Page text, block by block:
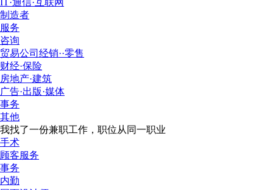
IT·通信·互联网
制造者
服务
咨询
贸易公司经销··零售
财经·保险
房地产·建筑
广告·出版·媒体
事务
其他
我找了一份兼职工作，职位从同一职业
手术
顾客服务
事务
内勤